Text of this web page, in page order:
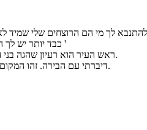
כבד יותר יש לך הנגרמים לי בוודאי מחכים לכם '
ראש העיר הוא רעיון שהגה בני חורין. זה יהיה להימלט ממעצר.
דיברתי עם הבירה. זהו המקום היחיד שהם כבר הפילו אותם.